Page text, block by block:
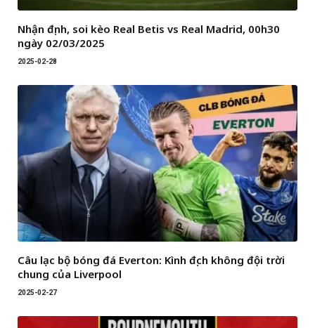
Nhận định, soi kèo Real Betis vs Real Madrid, 00h30
ngày 02/03/2025
2025-02-28
Câu lạc bộ bóng đá Everton: Kình địch không đội trời
chung của Liverpool
2025-02-27